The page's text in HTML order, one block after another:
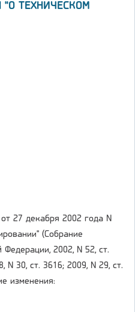
ТЕХНИЧЕСКОМ
от 27 декабря 2002 года N
(Собрание
Федерации, 2002, N 52, ст.
N 30, ст. 3616; 2009, N 29, ст.
изменения: